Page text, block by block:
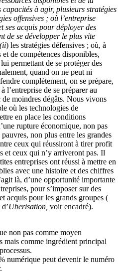
capacités à agir, plusieurs stratégies
offensives ; où l’entreprise
ses acquis pour déployer des
de se développer le plus vite
) les stratégies défensives ; où, à
de compétences disponibles,
permettant de se protéger des
quand on ne peut ni
complètement, on se prépare,
l’entreprise de se préparer au
de moindres dégâts. Nous vivons
où les technologies de
en place les conditions
rupture économique, non pas
non plus entre les grandes
ceux qui réussiront à tirer profit
et ceux qui n’y arriveront pas. Il
entreprises ont réussi à mettre en
avec une histoire et des chiffres
là, d’une opportunité importante
pour s’imposer sur des
acquis pour les grands groupes (
Uberisation, voir encadré).
non pas comme moyen
mais comme ingrédient principal
numérique peut devenir le numéro